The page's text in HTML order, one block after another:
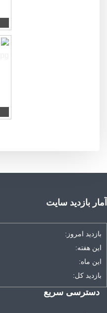
آمار بازدید سایت
بازدید امروز:
این هفته:
این ماه:
بازدید کل:
دسترسی سریع